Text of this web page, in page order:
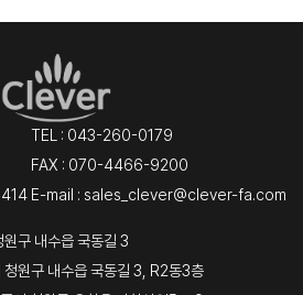
TEL : 043-260-0179
FAX : 070-4466-9200
E-mail : sales_clever@clever-fa.com
구 내수읍 국동길 3
원구 내수읍 국동길 3, R2동3층